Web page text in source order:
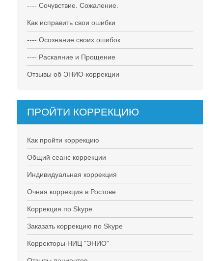
---- Сочувствие. Сожаление.
Как исправить свои ошибки
---- Осознание своих ошибок
---- Раскаяние и Прощение
Отзывы об ЭНИО-коррекции
ПРОЙТИ КОРРЕКЦИЮ
Как пройти коррекцию
Общий сеанс коррекции
Индивидуальная коррекция
Очная коррекция в Ростове
Коррекция по Skype
Заказать коррекцию по Skype
Корректоры НИЦ "ЭНИО"